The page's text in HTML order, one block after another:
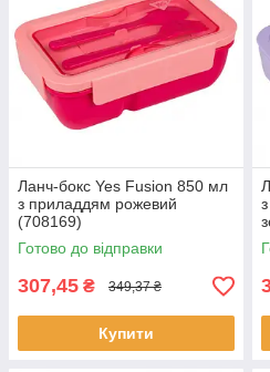
Ланч-бокс Yes Fusion 850 мл
з приладдям рожевий
(708169)
Готово до відправки
307,45 ₴ 349,37 ₴
Купити